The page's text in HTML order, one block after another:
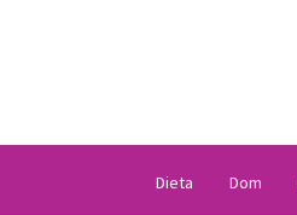
Dieta Dom